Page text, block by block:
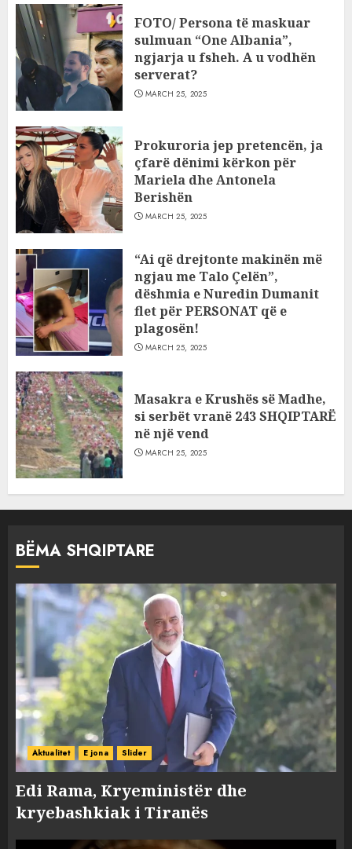
FOTO/ Persona të maskuar
sulmuan “One Albania”,
ngjarja u fsheh. A u vodhën
serverat?
MARCH 25, 2025
Prokuroria jep pretencën, ja
çfarë dënimi kërkon për
Mariela dhe Antonela
Berishën
MARCH 25, 2025
“Ai që drejtonte makinën më
ngjau me Talo Çelën”,
dëshmia e Nuredin Dumanit
flet për PERSONAT që e
plagosën!
MARCH 25, 2025
Masakra e Krushës së Madhe,
si serbët vranë 243 SHQIPTARË
në një vend
MARCH 25, 2025
BËMA SHQIPTARE
Aktualitet E jona Slider
Edi Rama, Kryeministër dhe
kryebashkiak i Tiranës